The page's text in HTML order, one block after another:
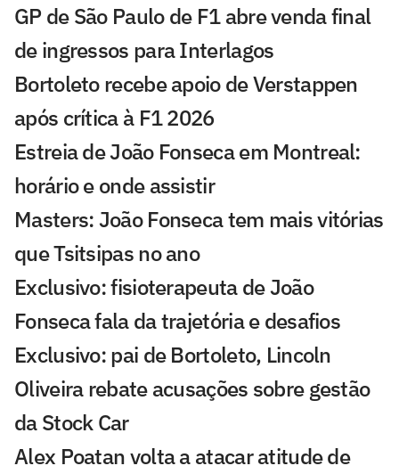
GP de São Paulo de F1 abre venda final
de ingressos para Interlagos
Bortoleto recebe apoio de Verstappen
após crítica à F1 2026
Estreia de João Fonseca em Montreal:
horário e onde assistir
Masters: João Fonseca tem mais vitórias
que Tsitsipas no ano
Exclusivo: fisioterapeuta de João
Fonseca fala da trajetória e desafios
Exclusivo: pai de Bortoleto, Lincoln
Oliveira rebate acusações sobre gestão
da Stock Car
Alex Poatan volta a atacar atitude de